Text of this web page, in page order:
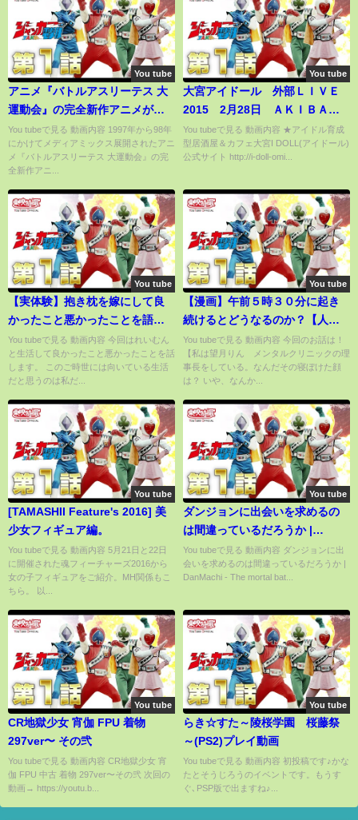
You tube
アニメ『バトルアスリーテス 大
運動会』の完全新作アニメが
2021年に放送決定！
You tubeで見る 動画内容 1997年から98年
にかけてメディアミックス展開されたアニ
メ『バトルアスリーテス 大運動会』の完
全新作アニ...
You tube
大宮アイドール 外部ＬＩＶＥ
2015 2月28日 ＡＫＩＢＡド
ラッグ＆カフェ アイドル育成
型居酒屋＆カフェ 大宮IDOLL
You tubeで見る 動画内容 ★アイドル育成
型居酒屋＆カフェ大宮I DOLL(アイドール)
公式サイト http://i-doll-omi...
You tube
【実体験】抱き枕を嫁にして良
かったこと悪かったことを語り
ます。
You tubeで見る 動画内容 今回はれいむん
と生活して良かったこと悪かったことを話
します。 このご時世には向いている生活
だと思うのは私だ...
You tube
【漫画】午前５時３０分に起き
続けるとどうなるのか？【人生
を変えるモーニングメソッド・
早起きのメリットとデメリッ
ト】
You tubeで見る 動画内容 今回のお話は！
【私は望月りん メンタルクリニックの理
事長をしている。なんだその寝ぼけた顔
は？ いや、なんか...
You tube
[TAMASHII Feature's 2016] 美
少女フィギュア編。
You tubeで見る 動画内容 5月21日と22日
に開催された魂フィーチャーズ2016から
女の子フィギュアをご紹介。MH関係もこ
ちら。 以...
You tube
ダンジョンに出会いを求めるの
は間違っているだろうか |
DanMachi - The mortal battle
on the 18th floor of the
You tubeで見る 動画内容 ダンジョンに出
会いを求めるのは間違っているだろうか |
DanMachi - The mortal bat...
You tube
CR地獄少女 宵伽 FPU 着物
297ver〜 その弐
You tubeで見る 動画内容 CR地獄少女 宵
伽 FPU 中古 着物 297ver〜その弐 次回の
動画→ https://youtu.b...
You tube
らき☆すた～陵桜学園 桜藤祭
～(PS2)プレイ動画
You tubeで見る 動画内容 初投稿です♪かな
たとそうじろうのイベントです。もうす
ぐ､PSP版で出ますね♪...